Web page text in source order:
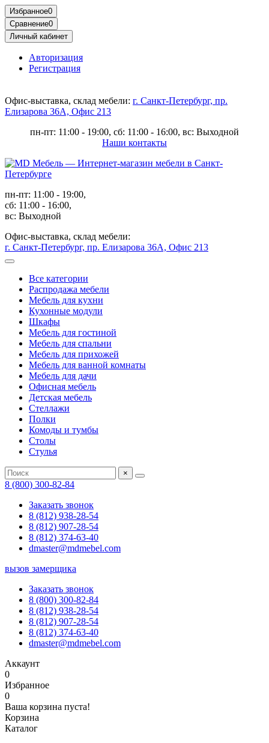
Избранное0
Сравнение0
Личный кабинет
Авторизация
Регистрация
Офис-выставка, склад мебели: г. Санкт-Петербург, пр.
Елизарова 36А, Офис 213
пн-пт: 11:00 - 19:00, сб: 11:00 - 16:00, вс: Выходной
Наши контакты
пн-пт: 11:00 - 19:00,
сб: 11:00 - 16:00,
вс: Выходной
Офис-выставка, склад мебели:
г. Санкт-Петербург, пр. Елизарова 36А, Офис 213
Все категории
Распродажа мебели
Мебель для кухни
Кухонные модули
Шкафы
Мебель для гостиной
Мебель для спальни
Мебель для прихожей
Мебель для ванной комнаты
Мебель для дачи
Офисная мебель
Детская мебель
Стеллажи
Полки
Комоды и тумбы
Столы
Стулья
×
8 (800) 300-82-84
Заказать звонок
8 (812) 938-28-54
8 (812) 907-28-54
8 (812) 374-63-40
dmaster@mdmebel.com
вызов замерщика
Заказать звонок
8 (800) 300-82-84
8 (812) 938-28-54
8 (812) 907-28-54
8 (812) 374-63-40
dmaster@mdmebel.com
Аккаунт
0
Избранное
0
Ваша корзина пуста!
Корзина
Каталог